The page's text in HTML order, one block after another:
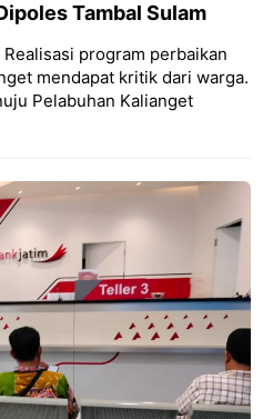
Tambal Sulam
program perbaikan
mendapat kritik dari warga.
Pelabuhan Kalianget